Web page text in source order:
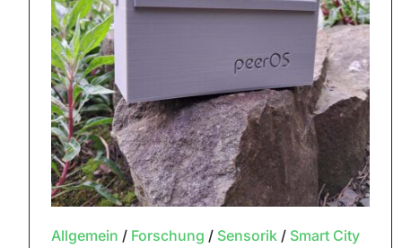
Allgemein / Forschung / Sensorik/ Smart City